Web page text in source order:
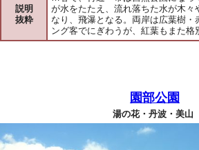
説明
抜粋
が水をたたえ、流れ落ちた水が木々
なり、飛瀑となる。両岸は広葉樹・
ング客でにぎわうが、紅葉もまた格
園部公園
湯の花・丹波・美山